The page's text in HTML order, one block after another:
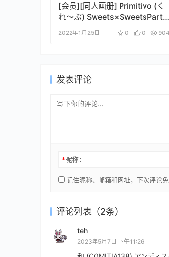
[会员][同人画册] Primitivo (く
れ～ぷ) Sweets×SweetsParty
(東方Project)
2022年1月25日 0 0 904
发表评论
*昵称：
记住昵称、邮箱和网址，下次评论
评论列表（2条）
teh
2023年5月7日 下午11:26